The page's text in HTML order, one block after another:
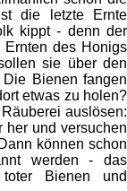
die letzte Ernte
kippt - denn der
des Honigs
sie über den
Bienen fangen
etwas zu holen?
auslösen:
her und versuchen
können schon
werden - das
Bienen und